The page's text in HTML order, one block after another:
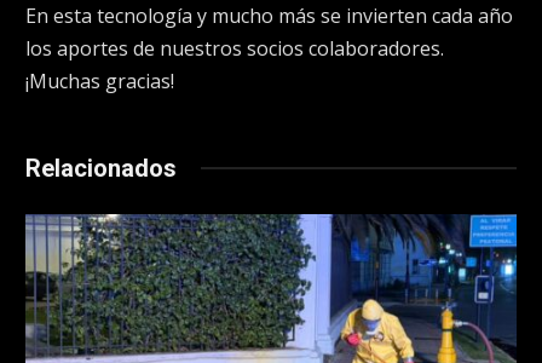
En esta tecnología y mucho más se invierten cada año
los aportes de nuestros socios colaboradores.
¡Muchas gracias!
Relacionados